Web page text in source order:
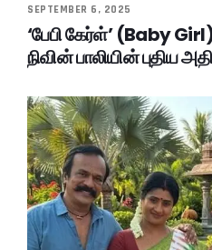
SEPTEMBER 6, 2025
‘பேபி கேர்ள்’ (Baby Girl)
நிவின் பாலியின் புதிய